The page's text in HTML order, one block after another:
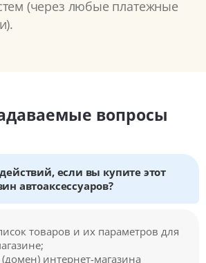
(через любые платежные
вопросы
если вы купите этот
автоаксессуаров?
товаров и их параметров для
интернет-магазина